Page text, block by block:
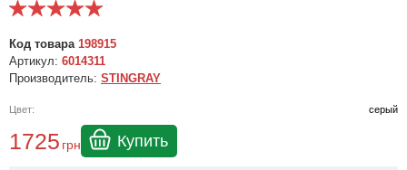
Код товара 198915
Артикул: 6014311
Производитель: STINGRAY
Цвет: серый
1725 грн Купить